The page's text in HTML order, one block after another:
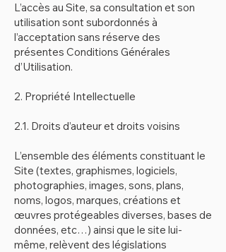
L’accès au Site, sa consultation et son
utilisation sont subordonnés à
l’acceptation sans réserve des
présentes Conditions Générales
d’Utilisation.
2. Propriété Intellectuelle
2.1. Droits d’auteur et droits voisins
L’ensemble des éléments constituant le
Site (textes, graphismes, logiciels,
photographies, images, sons, plans,
noms, logos, marques, créations et
œuvres protégeables diverses, bases de
données, etc…) ainsi que le site lui-
même, relèvent des législations